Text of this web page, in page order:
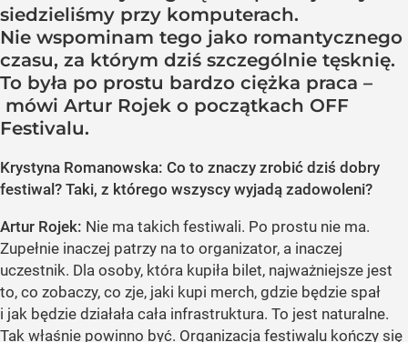
siedzieliśmy przy komputerach.
Nie wspominam tego jako romantycznego
czasu, za którym dziś szczególnie tęsknię.
To była po prostu bardzo ciężka praca –
mówi Artur Rojek o początkach OFF
Festivalu.
Krystyna Romanowska: Co to znaczy zrobić dziś dobry
festiwal? Taki, z którego wszyscy wyjadą zadowoleni?
Artur Rojek: Nie ma takich festiwali. Po prostu nie ma.
Zupełnie inaczej patrzy na to organizator, a inaczej
uczestnik. Dla osoby, która kupiła bilet, najważniejsze jest
to, co zobaczy, co zje, jaki kupi merch, gdzie będzie spał
i jak będzie działała cała infrastruktura. To jest naturalne.
Tak właśnie powinno być. Organizacja festiwalu kończy się